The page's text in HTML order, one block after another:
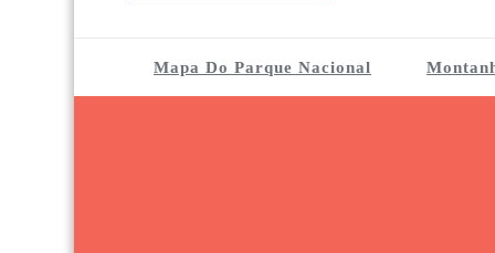
Mapa Do Parque Nacional